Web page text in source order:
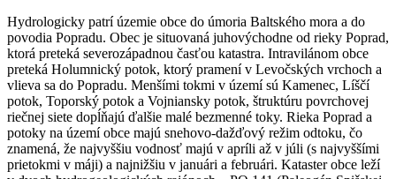
Hydrologicky patrí územie obce do úmoria Baltského mora a do
povodia Popradu. Obec je situovaná juhovýchodne od rieky Poprad,
ktorá preteká severozápadnou časťou katastra. Intravilánom obce
preteká Holumnický potok, ktorý pramení v Levočských vrchoch a
vlieva sa do Popradu. Menšími tokmi v území sú Kamenec, Líščí
potok, Toporský potok a Vojniansky potok, štruktúru povrchovej
riečnej siete dopĺňajú ďalšie malé bezmenné toky. Rieka Poprad a
potoky na území obce majú snehovo-dažďový režim odtoku, čo
znamená, že najvyššiu vodnosť majú v apríli až v júli (s najvyššími
prietokmi v máji) a najnižšiu v januári a februári. Kataster obce leží